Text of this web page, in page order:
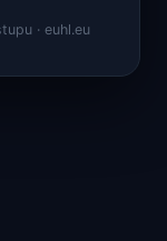
· euhl.eu